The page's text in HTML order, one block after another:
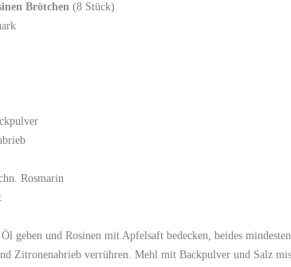
Brötchen (8 Stück)
Rosmarin
geben und Rosinen mit Apfelsaft bedecken, beides
Zitronenabrieb verrühren. Mehl mit Backpulver und Salz